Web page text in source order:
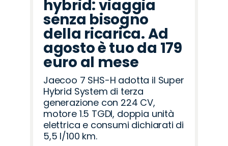
hybrid: viaggia
senza bisogno
della ricarica. Ad
agosto è tuo da 179
euro al mese
Jaecoo 7 SHS-H adotta il Super
Hybrid System di terza
generazione con 224 CV,
motore 1.5 TGDI, doppia unità
elettrica e consumi dichiarati di
5,5 l/100 km.